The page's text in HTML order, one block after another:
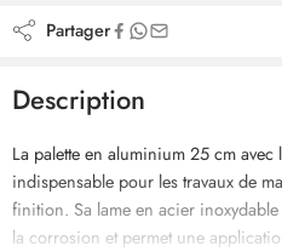
Partager
Description
La palette en aluminium 25 cm
indispensable pour les travaux de
finition. Sa lame en acier
la corrosion et permet une